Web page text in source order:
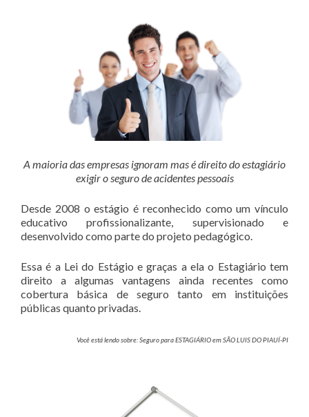
A maioria das empresas ignoram mas é direito do estagiário
exigir o seguro de acidentes pessoais
Desde 2008 o estágio é reconhecido como um vínculo
educativo profissionalizante, supervisionado e
desenvolvido como parte do projeto pedagógico.
Essa é a Lei do Estágio e graças a ela o Estagiário tem
direito a algumas vantagens ainda recentes como
cobertura básica de seguro tanto em instituições
públicas quanto privadas.
Você está lendo sobre: Seguro para ESTAGIÁRIO em SÃO LUIS DO PIAUÍ-PI